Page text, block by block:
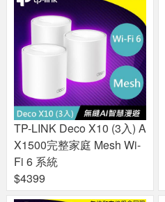
TP-LINK Deco X10 (3入) A
X1500完整家庭 Mesh Wi-
Fi 6 系統
$4399